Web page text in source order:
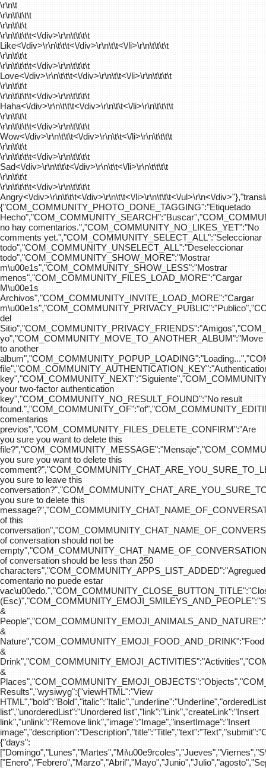
\r\n\t
\r\n\t\t\t\t
\r\n\t\t\t
\r\n\t\t\t\t<\/div>\r\n\t\t\t\t
Like<\/div>\r\n\t\t\t<\/div>\r\n\t\t<\/li>\r\n\t\t\t\t
\r\n\t\t\t
\r\n\t\t\t\t<\/div>\r\n\t\t\t\t
Love<\/div>\r\n\t\t\t<\/div>\r\n\t\t<\/li>\r\n\t\t\t\t
\r\n\t\t\t
\r\n\t\t\t\t<\/div>\r\n\t\t\t\t
Haha<\/div>\r\n\t\t\t<\/div>\r\n\t\t<\/li>\r\n\t\t\t\t
\r\n\t\t\t
\r\n\t\t\t\t<\/div>\r\n\t\t\t\t
Wow<\/div>\r\n\t\t\t<\/div>\r\n\t\t<\/li>\r\n\t\t\t\t
\r\n\t\t\t
\r\n\t\t\t\t<\/div>\r\n\t\t\t\t
Sad<\/div>\r\n\t\t\t<\/div>\r\n\t\t<\/li>\r\n\t\t\t\t
\r\n\t\t\t
\r\n\t\t\t\t<\/div>\r\n\t\t\t\t
Angry<\/div>\r\n\t\t\t<\/div>\r\n\t\t<\/li>\r\n\t\t\t<\/ul>\r\n<\/
{"COM_COMMUNITY_PHOTO_DONE_TAGGING":"Etiquetado
no hay comentarios.","COM_COMMUNITY_NO_LIKES_YET":"No
comments yet.","COM_COMMUNITY_SELECT_ALL":"Seleccionar
todo","COM_COMMUNITY_UNSELECT_ALL":"Deseleccionar
todo","COM_COMMUNITY_SHOW_MORE":"Mostrar
m\u00e1s","COM_COMMUNITY_SHOW_LESS":"Mostrar
menos","COM_COMMUNITY_FILES_LOAD_MORE":"Cargar
M\u00e1s
Archivos","COM_COMMUNITY_INVITE_LOAD_MORE":"Cargar
del
yo","COM_COMMUNITY_MOVE_TO_ANOTHER_ALBUM":"Move
to another
your two-factor authentication
key","COM_COMMUNITY_NO_RESULT_FOUND":"No result
comentarios
previos","COM_COMMUNITY_FILES_DELETE_CONFIRM":"Are
you sure you want to delete this
you sure you want to delete this
you sure to leave this
you sure to delete this
of this
of conversation should not be
of conversation should be less than 250
comentario no puede estar
&
&
Nature","COM_COMMUNITY_EMOJI_FOOD_AND_DRINK":"Food
&
&
Results","wysiwyg":{"viewHTML":"View
list","unorderedList":"Unordered list","link":"Link","createLink":"Insert
link","unlink":"Remove link","image":"Image","insertImage":"Insert
{"days":